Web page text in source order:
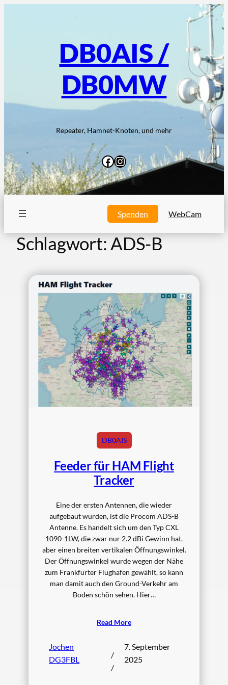
DB0AIS /
DB0MW
Repeater, Hamnet-Knoten, und mehr
Facebook
Instagram
Spenden WebCam
Schlagwort:ADS-B
DB0AIS
Feeder für HAM Flight
Tracker
Eine der ersten Antennen, die wieder
aufgebaut wurden, ist die Procom ADS-B
Antenne. Es handelt sich um den Typ CXL
1090-1LW, die zwar nur 2.2 dBi Gewinn hat,
aber einen breiten vertikalen Öffnungswinkel.
Der Öffnungswinkel wurde wegen der Nähe
zum Frankfurter Flughafen gewählt, so kann
man damit auch den Ground-Verkehr am
Boden schön sehen. Hier…
Read More
Jochen
DG3FBL
/
/
7. September
2025